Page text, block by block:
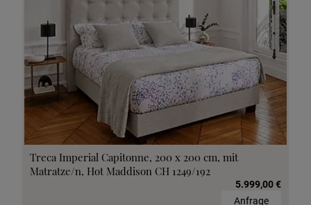
Treca Imperial Capitonne, 200 x 200 cm, mit
Matratze/n, Hot Maddison CH 1249/192
5.999,00 €
Anfrage